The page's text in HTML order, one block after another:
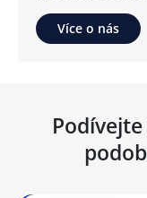
Více o nás